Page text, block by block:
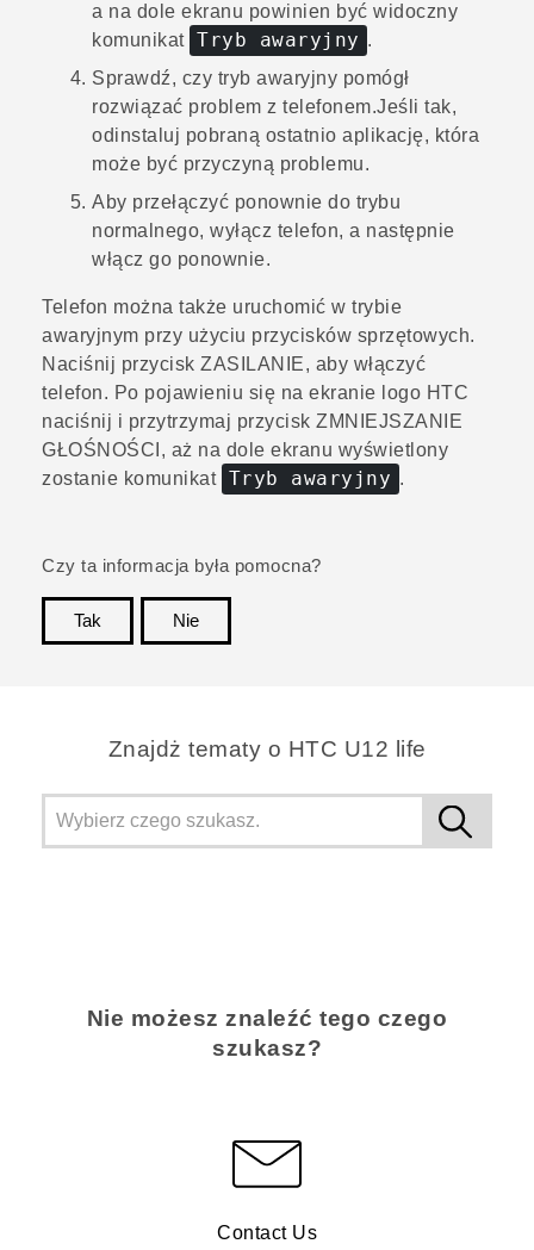
a na dole ekranu powinien być widoczny
komunikat
Tryb awaryjny .
Sprawdź, czy tryb awaryjny pomógł
rozwiązać problem z telefonem.Jeśli tak,
odinstaluj pobraną ostatnio aplikację, która
może być przyczyną problemu.
Aby przełączyć ponownie do trybu
normalnego, wyłącz telefon, a następnie
włącz go ponownie.
Telefon można także uruchomić w trybie
awaryjnym przy użyciu przycisków sprzętowych.
Naciśnij przycisk ZASILANIE, aby włączyć
telefon. Po pojawieniu się na ekranie logo HTC
naciśnij i przytrzymaj przycisk ZMNIEJSZANIE
GŁOŚNOŚCI , aż na dole ekranu wyświetlony
zostanie komunikat Tryb awaryjny .
Czy ta informacja była pomocna?
Tak
Nie
Znajdż tematy o HTC U12 life
Nie możesz znaleźć tego czego
szukasz?
Contact Us